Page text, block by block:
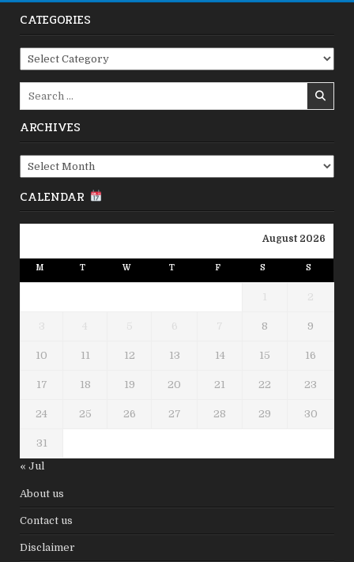
CATEGORIES
Categories
ARCHIVES
Archives
CALENDAR
August 2026
M T W T F S S
1 2
3 4 5 6 7 8 9
10 11 12 13 14 15 16
17 18 19 20 21 22 23
24 25 26 27 28 29 30
31
« Jul
About us
Contact us
Disclaimer